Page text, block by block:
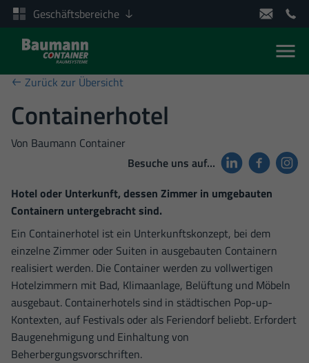
Zum Inhalt springen
Geschäftsbereiche
Zurück zur Übersicht
Containerhotel
Von Baumann Container
Besuche uns auf…
Hotel oder Unterkunft, dessen Zimmer in umgebauten
Containern untergebracht sind.
Ein Containerhotel ist ein Unterkunftskonzept, bei dem
einzelne Zimmer oder Suiten in ausgebauten Containern
realisiert werden. Die Container werden zu vollwertigen
Hotelzimmern mit Bad, Klimaanlage, Belüftung und Möbeln
ausgebaut. Containerhotels sind in städtischen Pop-up-
Kontexten, auf Festivals oder als Feriendorf beliebt. Erfordert
Baugenehmigung und Einhaltung von
Beherbergungsvorschriften.